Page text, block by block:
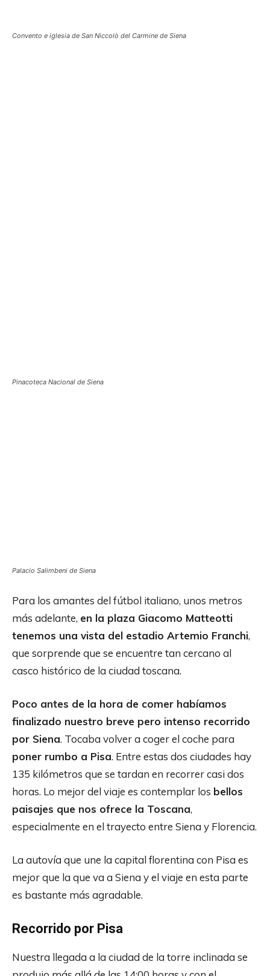
Convento e iglesia de San Niccolò del Carmine de Siena
Pinacoteca Nacional de Siena
Palacio Salimbeni de Siena
Para los amantes del fútbol italiano, unos metros
más adelante, en la plaza Giacomo Matteotti
tenemos una vista del estadio Artemio Franchi,
que sorprende que se encuentre tan cercano al
casco histórico de la ciudad toscana.
Poco antes de la hora de comer habíamos
finalizado nuestro breve pero intenso recorrido
por Siena. Tocaba volver a coger el coche para
poner rumbo a Pisa. Entre estas dos ciudades hay
135 kilómetros que se tardan en recorrer casi dos
horas. Lo mejor del viaje es contemplar los bellos
paisajes que nos ofrece la Toscana,
especialmente en el trayecto entre Siena y Florencia.
La autovía que une la capital florentina con Pisa es
mejor que la que va a Siena y el viaje en esta parte
es bastante más agradable.
Recorrido por Pisa
Nuestra llegada a la ciudad de la torre inclinada se